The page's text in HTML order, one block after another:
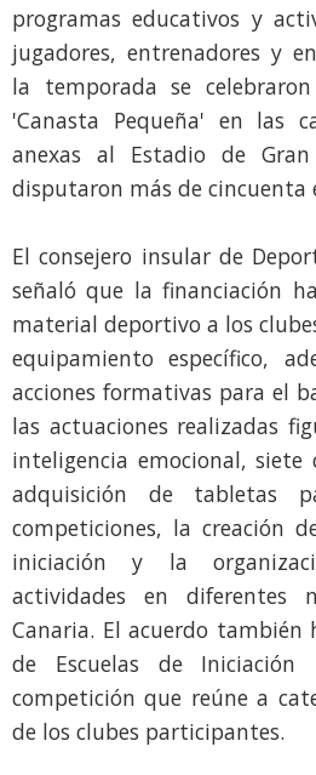
programas educativos y
jugadores, entrenadores y
la temporada se
'Canasta Pequeña' en las
anexas al Estadio de
disputaron más de cincuenta
El consejero insular de
señaló que la financiación
material deportivo a los
equipamiento específico,
acciones formativas para el
las actuaciones realizadas
inteligencia emocional,
adquisición de tabletas
competiciones, la creación
iniciación y la
actividades en diferentes
Canaria. El acuerdo también
de Escuelas de Iniciación
competición que reúne a
de los clubes participantes.